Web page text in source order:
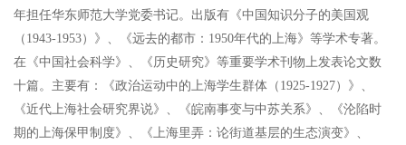
年担任华东师范大学党委书记。出版有《中国知识分子的美国观
（1943-1953）》、《远去的都市：1950年代的上海》等学术专著。
在《中国社会科学》、《历史研究》等重要学术刊物上发表论文数
十篇。主要有：《政治运动中的上海学生群体（1925-1927）》、
《近代上海社会研究界说》、《皖南事变与中苏关系》、《沦陷时
期的上海保甲制度》、《上海里弄：论街道基层的生态演变》、